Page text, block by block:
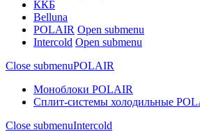
ККБ
Belluna
POLAIR Open submenu
Intercold Open submenu
Close submenuPOLAIR
Моноблоки POLAIR
Сплит-системы холодильные
Close submenuIntercold